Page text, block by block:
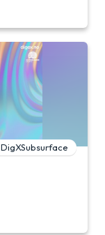
DigXSubsurface